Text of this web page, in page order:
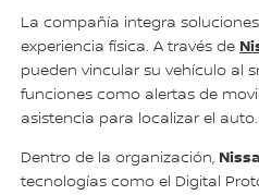
La compañía integra
experiencia física. A través de
pueden vincular su vehículo al
funciones como alertas de
asistencia para localizar el auto.
Dentro de la organización,
tecnologías como el Digital